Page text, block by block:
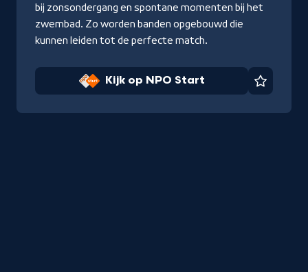
bij zonsondergang en spontane momenten bij het
zwembad. Zo worden banden opgebouwd die
kunnen leiden tot de perfecte match.
Kijk op NPO Start